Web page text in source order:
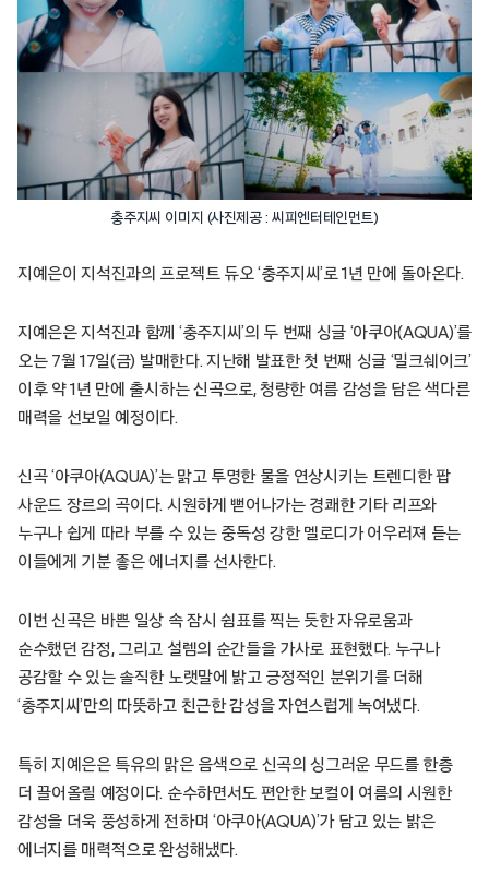
충주지씨 이미지 (사진제공 : 씨피엔터테인먼트)
지예은이 지석진과의 프로젝트 듀오 ‘충주지씨’로 1년 만에 돌아온다.
지예은은 지석진과 함께 ‘충주지씨’의 두 번째 싱글 ‘아쿠아(AQUA)’를
오는 7월 17일(금) 발매한다. 지난해 발표한 첫 번째 싱글 ‘밀크쉐이크’
이후 약 1년 만에 출시하는 신곡으로, 청량한 여름 감성을 담은 색다른
매력을 선보일 예정이다.
신곡 ‘아쿠아(AQUA)’는 맑고 투명한 물을 연상시키는 트렌디한 팝
사운드 장르의 곡이다. 시원하게 뻗어나가는 경쾌한 기타 리프와
누구나 쉽게 따라 부를 수 있는 중독성 강한 멜로디가 어우러져 듣는
이들에게 기분 좋은 에너지를 선사한다.
이번 신곡은 바쁜 일상 속 잠시 쉼표를 찍는 듯한 자유로움과
순수했던 감정, 그리고 설렘의 순간들을 가사로 표현했다. 누구나
공감할 수 있는 솔직한 노랫말에 밝고 긍정적인 분위기를 더해
‘충주지씨’만의 따뜻하고 친근한 감성을 자연스럽게 녹여냈다.
특히 지예은은 특유의 맑은 음색으로 신곡의 싱그러운 무드를 한층
더 끌어올릴 예정이다. 순수하면서도 편안한 보컬이 여름의 시원한
감성을 더욱 풍성하게 전하며 ‘아쿠아(AQUA)’가 담고 있는 밝은
에너지를 매력적으로 완성해냈다.